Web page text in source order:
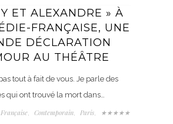
ET ALEXANDRE » À
FRANÇAISE, UNE
DÉCLARATION
AU THÉÂTRE
tout à fait de vous. Je parle des
qui ont trouvé la mort dans…
, Contemporain, Paris,
★★★★★